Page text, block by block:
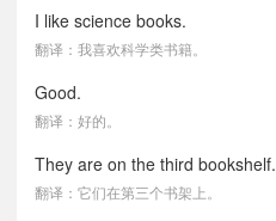
I like science books.
翻译：我喜欢科学类书籍。
Good.
翻译：好的。
They are on the third bookshelf.
翻译：它们在第三个书架上。